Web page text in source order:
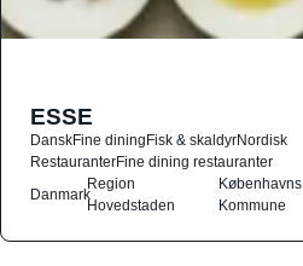
ESSE
DanskFine diningFisk & skaldyrNordisk
RestauranterFine dining restauranter
Danmark
Region
Hovedstaden
Københavns
Kommune